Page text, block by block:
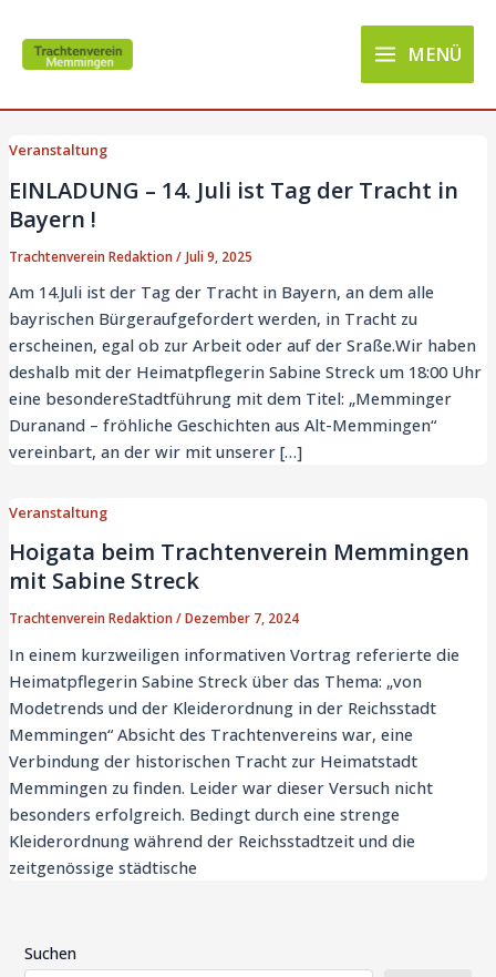
Inhalt
springen
Main
Menu
MENÜ
Veranstaltung
EINLADUNG – 14. Juli ist Tag der Tracht in
Bayern !
Trachtenverein Redaktion/ Juli 9, 2025
Am 14.Juli ist der Tag der Tracht in Bayern, an dem alle
bayrischen Bürgeraufgefordert werden, in Tracht zu
erscheinen, egal ob zur Arbeit oder auf der Sraße.Wir haben
deshalb mit der Heimatpflegerin Sabine Streck um 18:00 Uhr
eine besondereStadtführung mit dem Titel: „Memminger
Duranand – fröhliche Geschichten aus Alt-Memmingen“
vereinbart, an der wir mit unserer […]
Veranstaltung
Hoigata beim Trachtenverein Memmingen
mit Sabine Streck
Trachtenverein Redaktion/Dezember 7, 2024
In einem kurzweiligen informativen Vortrag referierte die
Heimatpflegerin Sabine Streck über das Thema: „von
Modetrends und der Kleiderordnung in der Reichsstadt
Memmingen“ Absicht des Trachtenvereins war, eine
Verbindung der historischen Tracht zur Heimatstadt
Memmingen zu finden. Leider war dieser Versuch nicht
besonders erfolgreich. Bedingt durch eine strenge
Kleiderordnung während der Reichsstadtzeit und die
zeitgenössige städtische
Suchen